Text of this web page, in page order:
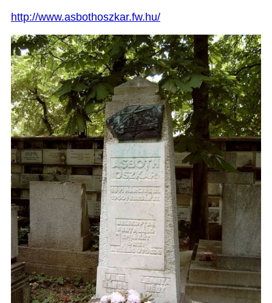
http://www.asbothoszkar.fw.hu/